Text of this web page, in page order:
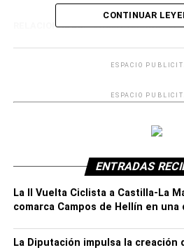
RELACIONADOS: HOLA VERANO
CONTINUAR
ESPACIO
ESPACIO
ENTRADAS
La II Vuelta Ciclista a Castilla-La
comarca Campos de Hellín en una
La Diputación impulsa la creación